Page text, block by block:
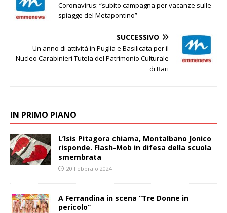
Coronavirus: “subito campagna per vacanze sulle
spiagge del Metapontino”
SUCCESSIVO
Un anno di attività in Puglia e Basilicata per il
Nucleo Carabinieri Tutela del Patrimonio Culturale
di Bari
IN PRIMO PIANO
L’Isis Pitagora chiama, Montalbano Jonico
risponde. Flash-Mob in difesa della scuola
smembrata
20 Febbraio 2024
A Ferrandina in scena “Tre Donne in
pericolo”